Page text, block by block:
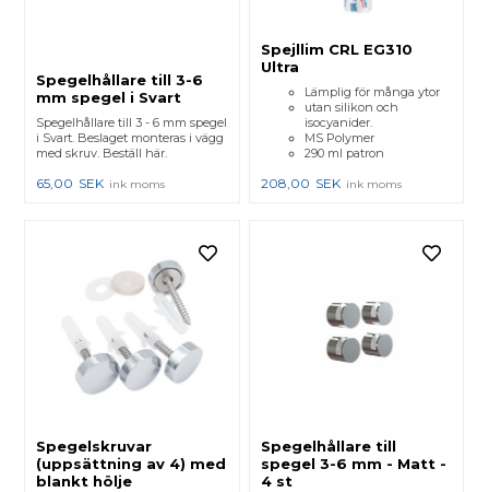
Spegelhållare till 3-6
mm spegel i Svart
Spegelhållare till 3 - 6 mm spegel
i Svart. Beslaget monteras i vägg
med skruv. Beställ här.
65,00 SEK ink moms
Spejllim CRL EG310
Ultra
Lämplig för många ytor
utan silikon och
isocyanider.
MS Polymer
290 ml patron
208,00 SEK ink moms
Spegelskruvar
(uppsättning av 4) med
blankt hölje
Spegelhållare till
spegel 3-6 mm - Matt -
4 st